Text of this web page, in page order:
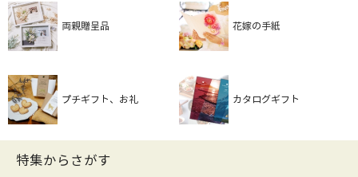
両親贈呈品 花嫁の手紙
プチギフト、お礼 カタログギフト
特集からさがす